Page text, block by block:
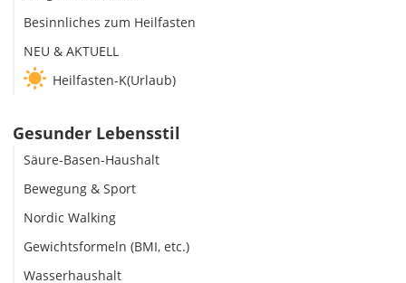
Besinnliches zum Heilfasten
NEU & AKTUELL
Heilfasten-K(Urlaub)
Gesunder Lebensstil
Säure-Basen-Haushalt
Bewegung & Sport
Nordic Walking
Gewichtsformeln (BMI, etc.)
Wasserhaushalt